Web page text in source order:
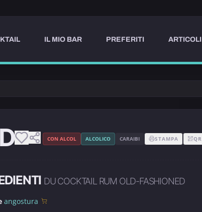
IL MIO BAR PREFERITI ARTICOLI
CON ALCOL ALCOLICO CARAIBI STAMPA QR
DU COCKTAIL RUM OLD-FASHIONED
angostura